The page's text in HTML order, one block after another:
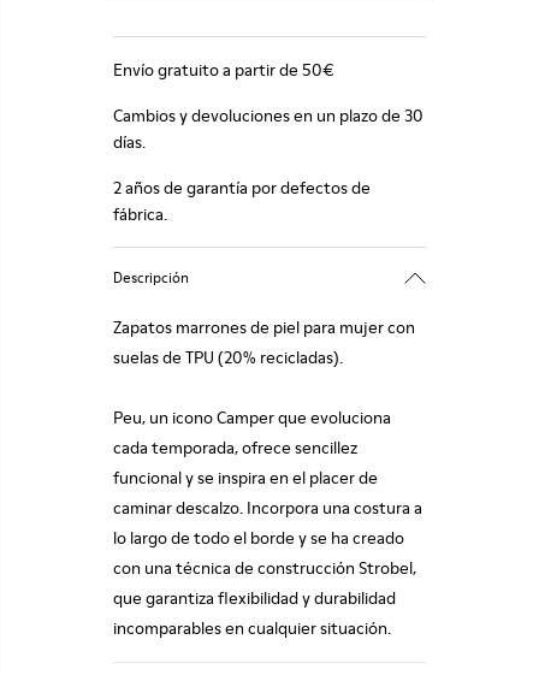
Envío gratuito a partir de 50€
Cambios y devoluciones en un plazo de 30
días.
2 años de garantía por defectos de
fábrica.
Descripción
Zapatos marrones de piel para mujer con
suelas de TPU (20% recicladas).
Peu, un icono Camper que evoluciona
cada temporada, ofrece sencillez
funcional y se inspira en el placer de
caminar descalzo. Incorpora una costura a
lo largo de todo el borde y se ha creado
con una técnica de construcción Strobel,
que garantiza flexibilidad y durabilidad
incomparables en cualquier situación.